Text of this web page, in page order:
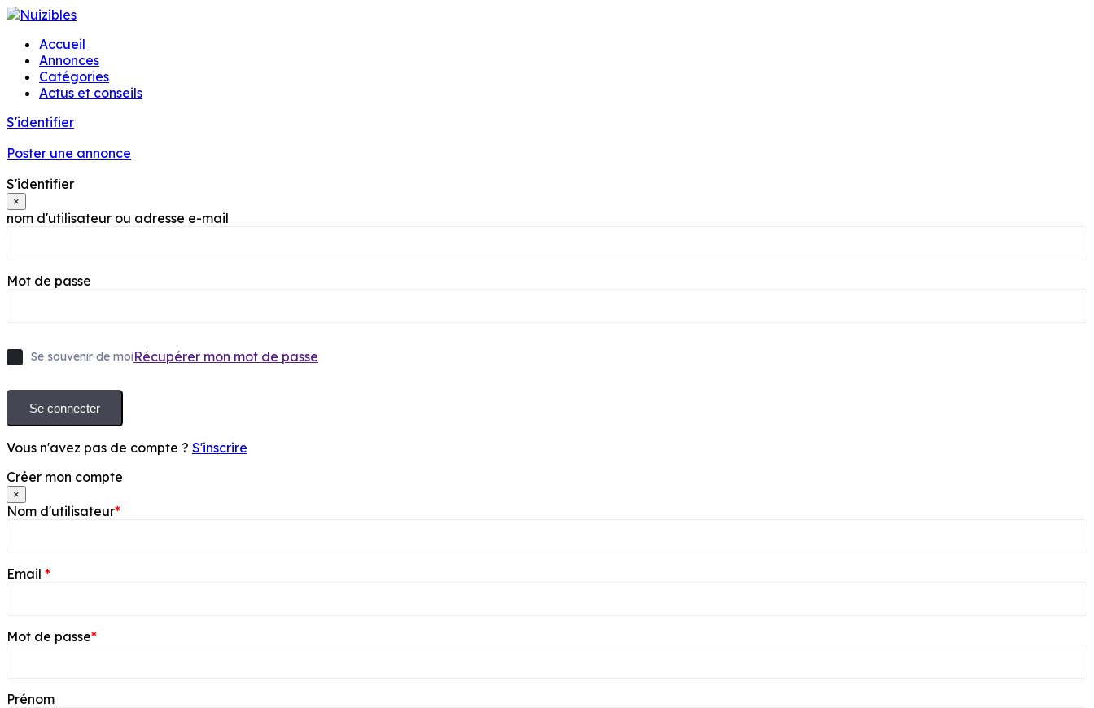
Accueil
Annonces
Catégories
Actus et conseils
S'identifier
Poster une annonce
S'identifier
×
nom d'utilisateur ou adresse e-mail
Mot de passe
Se souvenir de moiRécupérer mon mot de passe
Se connecter
Vous n'avez pas de compte ? S'inscrire
Créer mon compte
×
Nom d'utilisateur*
Email *
Mot de passe*
Prénom